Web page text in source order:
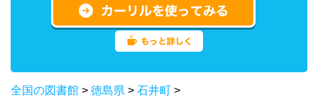
全国の図書館 > 徳島県 > 石井町 >